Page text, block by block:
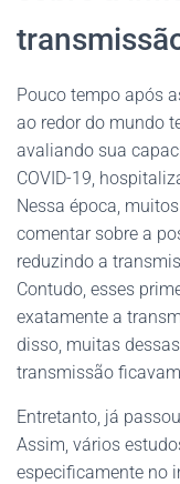
Pouco tempo após
ao redor do mundo
avaliando sua
COVID-19,
Nessa época,
comentar sobre a
reduzindo a
Contudo, esses
exatamente a
disso, muitas
transmissão
Entretanto, já
Assim, vários
especificamente no